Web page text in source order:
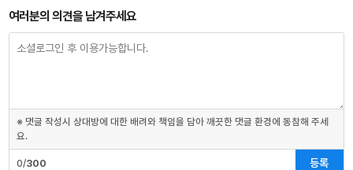
여러분의 의견을 남겨주세요
※ 댓글 작성시 상대방에 대한 배려와 책임을 담아 깨끗한 댓글 환경에 동참해 주세
요.
0/300 등록